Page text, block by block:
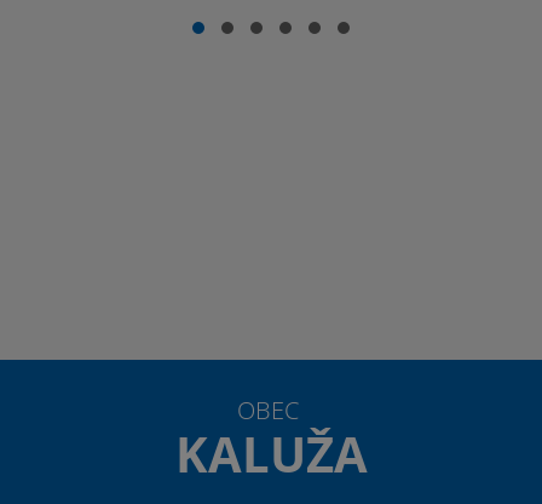
OBEC
KALUŽA